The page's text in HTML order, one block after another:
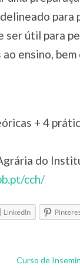
para
ser útil para
ensino,
+ 4
do
cch/
LinkedIn
Curso de